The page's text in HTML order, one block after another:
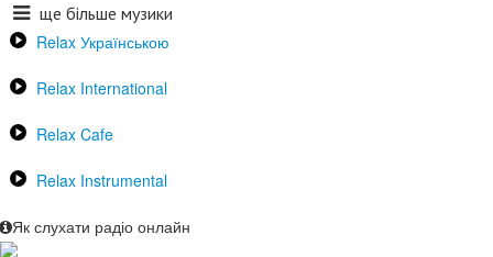
ще більше музики
Relax Українською
Relax International
Relax Cafe
Relax Instrumental
Як слухати радіо онлайн